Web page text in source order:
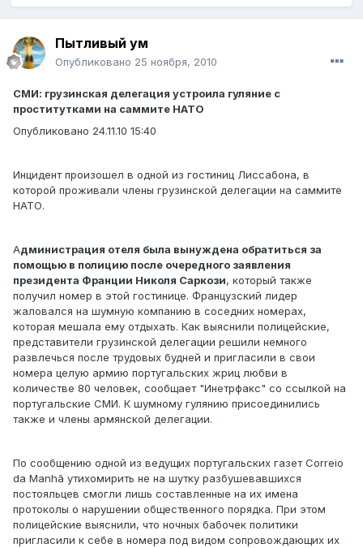
Пытливый ум
Опубликовано 25 ноября, 2010
СМИ: грузинская делегация устроила гуляние с
проститутками на саммите НАТО
Опубликовано 24.11.10 15:40
Инцидент произошел в одной из гостиниц Лиссабона, в
которой проживали члены грузинской делегации на саммите
НАТО.
Администрация отеля была вынуждена обратиться за
помощью в полицию после очередного заявления
президента Франции Николя Саркози, который также
получил номер в этой гостинице. Французский лидер
жаловался на шумную компанию в соседних номерах,
которая мешала ему отдыхать. Как выяснили полицейские,
представители грузинской делегации решили немного
развлечься после трудовых будней и пригласили в свои
номера целую армию португальских жриц любви в
количестве 80 человек, сообщает "Инетрфакс" со ссылкой на
португальские СМИ. К шумному гулянию присоединились
также и члены армянской делегации.
По сообщению одной из ведущих португальских газет Correio
da Manhã утихомирить не на шутку разбушевавшихся
постояльцев смогли лишь составленные на их имена
протоколы о нарушении общественного порядка. При этом
полицейские выяснили, что ночных бабочек политики
пригласили к себе в номера под видом сопровождающих их